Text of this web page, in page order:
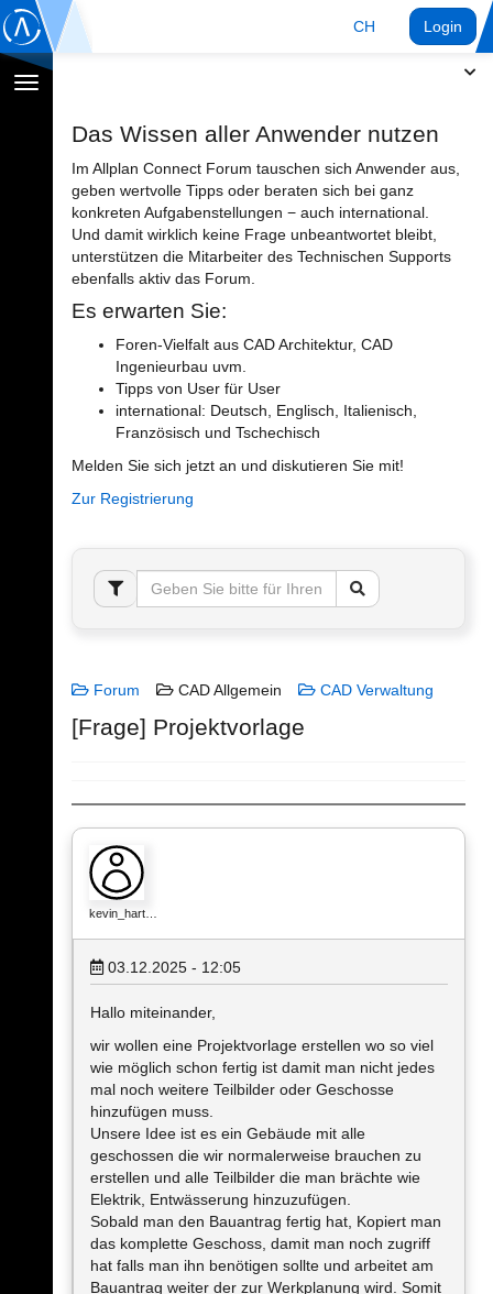
CH Login
Navigation
Das Wissen aller Anwender nutzen
Im Allplan Connect Forum tauschen sich Anwender aus,
geben wertvolle Tipps oder beraten sich bei ganz
konkreten Aufgabenstellungen − auch international.
Und damit wirklich keine Frage unbeantwortet bleibt,
unterstützen die Mitarbeiter des Technischen Supports
ebenfalls aktiv das Forum.
Es erwarten Sie:
Foren-Vielfalt aus CAD Architektur, CAD
Ingenieurbau uvm.
Tipps von User für User
international: Deutsch, Englisch, Italienisch,
Französisch und Tschechisch
Melden Sie sich jetzt an und diskutieren Sie mit!
Zur Registrierung
Forum CAD Allgemein CAD Verwaltung
[Frage] Projektvorlage
kevin_hart…
03.12.2025 - 12:05
Hallo miteinander,
wir wollen eine Projektvorlage erstellen wo so viel
wie möglich schon fertig ist damit man nicht jedes
mal noch weitere Teilbilder oder Geschosse
hinzufügen muss.
Unsere Idee ist es ein Gebäude mit alle
geschossen die wir normalerweise brauchen zu
erstellen und alle Teilbilder die man brächte wie
Elektrik, Entwässerung hinzuzufügen.
Sobald man den Bauantrag fertig hat, Kopiert man
das komplette Geschoss, damit man noch zugriff
hat falls man ihn benötigen sollte und arbeitet am
Bauantrag weiter der zur Werkplanung wird. Somit